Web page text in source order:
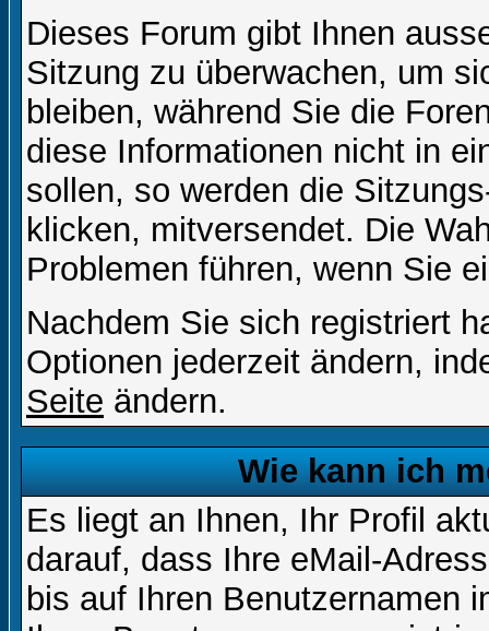
Dieses Forum gibt Ihnen
Sitzung zu überwachen, um
bleiben, während Sie die
diese Informationen nicht in
sollen, so werden die
klicken, mitversendet. Die
Problemen führen, wenn Sie
Nachdem Sie sich registriert
Optionen jederzeit ändern,
Seite ändern.
Wie kann ich
Es liegt an Ihnen, Ihr Profil
darauf, dass Ihre eMail-
bis auf Ihren Benutzernamen